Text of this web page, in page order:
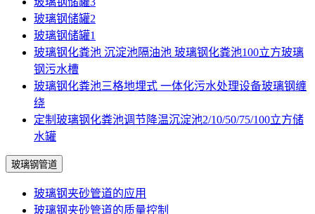
玻璃钢储罐2
玻璃钢储罐1
玻璃钢化粪池 沉淀池隔油池 玻璃钢化粪池100立方玻璃
钢污水槽
玻璃钢化粪池三格地埋式 一体化污水处理设备玻璃钢缠
绕
定制玻璃钢化粪池调节降温沉淀池2/10/50/75/100立方储
水罐
玻璃钢管道
玻璃钢夹砂管道的应用
玻璃钢夹砂管道的质量控制